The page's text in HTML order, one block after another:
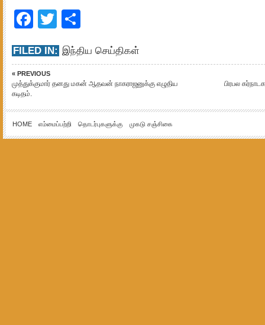
Facebook
Twitter
FILED IN: இந்திய செய்திகள்
« PREVIOUS
முத்துக்குமார் தனது மகன் ஆதவன் நாகராஜனுக்கு எழுதிய
கடிதம்.
பிரபல
HOME எம்மைப்பற்றி தொடர்புகளுக்கு முகடு சஞ்சிகை